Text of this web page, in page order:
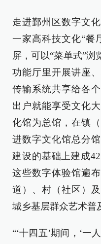
走进鄞州区数字文
一家高科技文化“餐
屏，可以“菜单式”浏
功能厅里开展讲座
传输系统共享给各
出户就能享受文化
化馆为总馆，在镇
进数字文化馆总分
建设的基础上建成
这些数字体验馆遍
道）、村（社区）
城乡基层群众艺术普
“‘十四五’期间，‘一